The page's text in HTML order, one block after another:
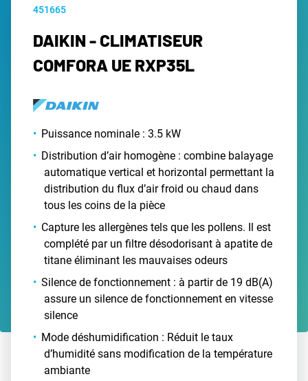
451665
DAIKIN - CLIMATISEUR
COMFORA UE RXP35L
Puissance nominale : 3.5 kW
Distribution d’air homogène : combine balayage
automatique vertical et horizontal permettant la
distribution du flux d’air froid ou chaud dans
tous les coins de la pièce
Capture les allergènes tels que les pollens. Il est
complété par un filtre désodorisant à apatite de
titane éliminant les mauvaises odeurs
Silence de fonctionnement : à partir de 19 dB(A)
assure un silence de fonctionnement en vitesse
silence
Mode déshumidification : Réduit le taux
d’humidité sans modification de la température
ambiante